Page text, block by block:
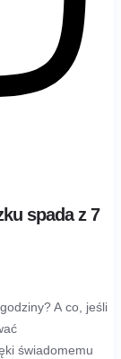
spada z 7
A co, jeśli
świadomemu